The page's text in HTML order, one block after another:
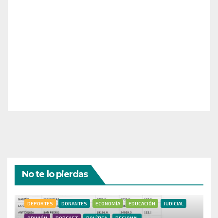
No te lo pierdas
DEPORTES DONANTES ECONOMÍA EDUCACIÓN JUDICIAL